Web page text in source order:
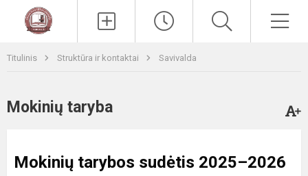
Titulinis Struktūra ir kontaktai Savivalda
Mokinių taryba
Mokinių tarybos sudėtis 2025–2026